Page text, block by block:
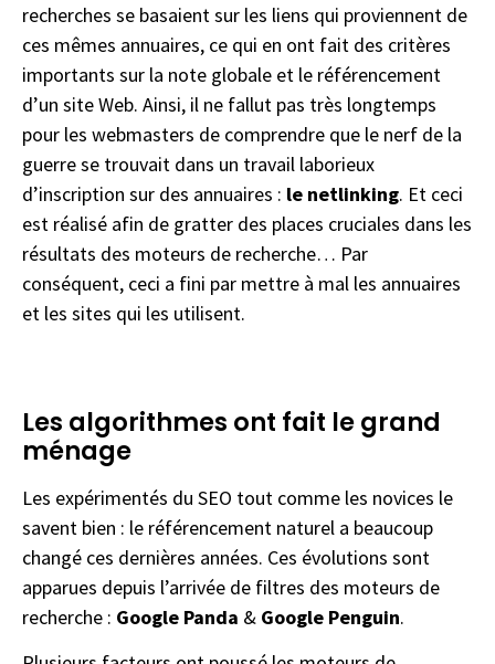
recherches se basaient sur les liens qui proviennent de
ces mêmes annuaires, ce qui en ont fait des critères
importants sur la note globale et le référencement
d’un site Web. Ainsi, il ne fallut pas très longtemps
pour les webmasters de comprendre que le nerf de la
guerre se trouvait dans un travail laborieux
d’inscription sur des annuaires : le netlinking. Et ceci
est réalisé afin de gratter des places cruciales dans les
résultats des moteurs de recherche… Par
conséquent, ceci a fini par mettre à mal les annuaires
et les sites qui les utilisent.
Les algorithmes ont fait le grand
ménage
Les expérimentés du SEO tout comme les novices le
savent bien : le référencement naturel a beaucoup
changé ces dernières années. Ces évolutions sont
apparues depuis l’arrivée de filtres des moteurs de
recherche : Google Panda & Google Penguin.